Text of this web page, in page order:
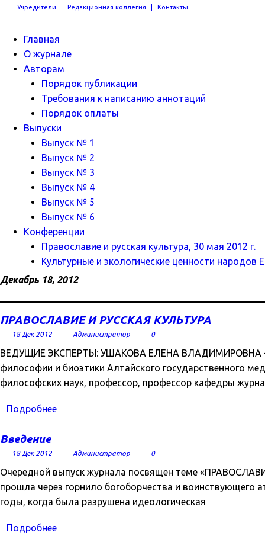
Учредители Редакционная коллегия Контакты
Главная
О журнале
Авторам
Порядок публикации
Требования к написанию аннотаций
Порядок оплаты
Выпуски
Выпуск № 1
Выпуск № 2
Выпуск № 3
Выпуск № 4
Выпуск № 5
Выпуск № 6
Конференции
Православие и русская культура, 30 мая 2012 г.
Культурные и экологические ценности народов
Декабрь 18, 2012
ПРАВОСЛАВИЕ И РУССКАЯ КУЛЬТУРА
18 Дек 2012 Администратор 0
ВЕДУЩИЕ ЭКСПЕРТЫ: УШАКОВА ЕЛЕНА ВЛАДИМИРОВНА –
философии и биоэтики Алтайского государственного
философских наук, профессор, профессор кафедры журна
Подробнее
Введение
18 Дек 2012 Администратор 0
Очередной выпуск журнала посвящен теме
прошла через горнило богоборчества и воинствующего
годы, когда была разрушена идеологическая
Подробнее